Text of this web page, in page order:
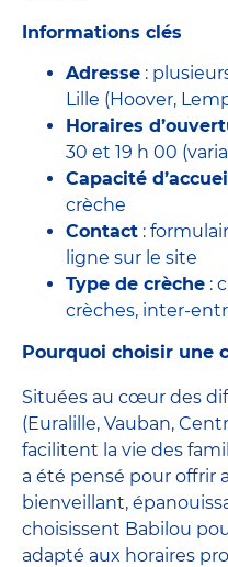
Informations clés
Adresse :
Lille (Hoover,
Horaires
30 et 19 h 00
Capacité
crèche
Contact :
ligne sur le site
Type de crèche :
crèches, inter-
Pourquoi choisir une
Situées au cœur des
(Euralille, Vauban,
facilitent la vie des
a été pensé pour offrir
bienveillant,
choisissent Babilou
adapté aux horaires